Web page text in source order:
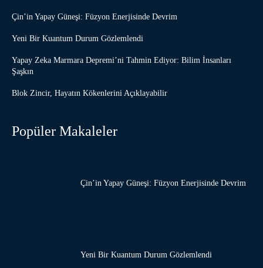
Çin’in Yapay Güneşi: Füzyon Enerjisinde Devrim
Yeni Bir Kuantum Durum Gözlemlendi
Yapay Zeka Marmara Depremi’ni Tahmin Ediyor: Bilim İnsanları
Şaşkın
Blok Zincir, Hayatın Kökenlerini Açıklayabilir
Popüler Makaleler
Çin’in Yapay Güneşi: Füzyon Enerjisinde Devrim
Yeni Bir Kuantum Durum Gözlemlendi